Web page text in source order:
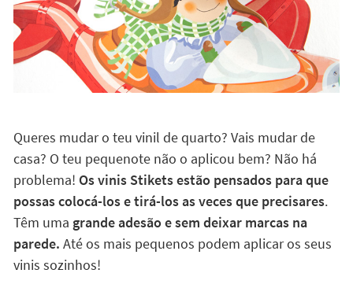
Queres mudar o teu vinil de quarto? Vais mudar de
casa? O teu pequenote não o aplicou bem? Não há
problema! Os vinis Stikets estão pensados para que
possas colocá-los e tirá-los as veces que precisares.
Têm uma grande adesão e sem deixar marcas na
parede. Até os mais pequenos podem aplicar os seus
vinis sozinhos!